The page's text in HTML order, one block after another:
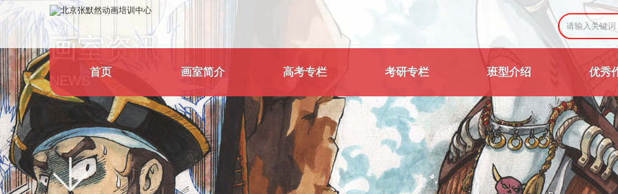
首页 画室简介 高考专栏 考研专栏 班型介绍 优秀
画室资讯
NEWS